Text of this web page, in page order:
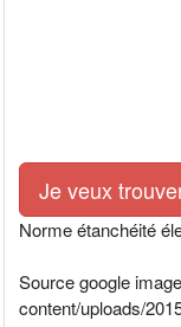
Je veux
Norme étanchéité
Source google
content/uploads/